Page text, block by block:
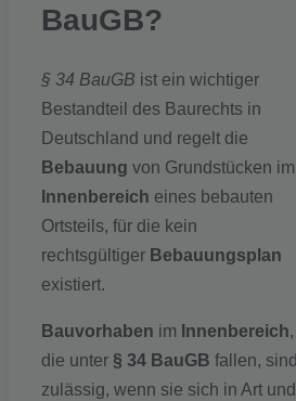
BauGB?
§ 34 BauGB ist ein wichtiger
Bestandteil des Baurechts in
Deutschland und regelt die
Bebauung von Grundstücken im
Innenbereich eines bebauten
Ortsteils, für die kein
rechtsgültiger Bebauungsplan
existiert.
Bauvorhaben im Innenbereich,
die unter § 34 BauGB fallen, sind
zulässig, wenn sie sich in Art und